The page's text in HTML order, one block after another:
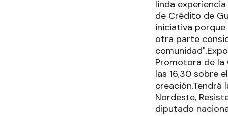
linda
de Crédito de
iniciativa
otra parte
Promotora de la
las 16,30 sobre
creación.Tendrá
Nordeste,
diputado